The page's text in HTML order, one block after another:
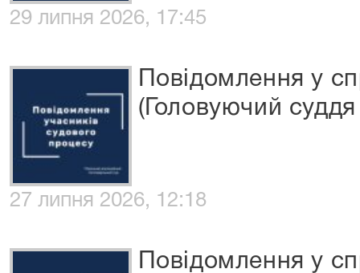
29 липня 2026, 17:45
Повідомлення у
(Головуючий
27 липня 2026, 12:18
Повідомлення у